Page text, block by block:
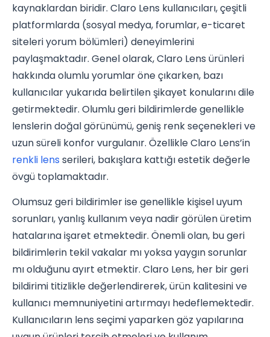
kaynaklardan biridir. Claro Lens kullanıcıları, çeşitli
platformlarda (sosyal medya, forumlar, e-ticaret
siteleri yorum bölümleri) deneyimlerini
paylaşmaktadır. Genel olarak, Claro Lens ürünleri
hakkında olumlu yorumlar öne çıkarken, bazı
kullanıcılar yukarıda belirtilen şikayet konularını dile
getirmektedir. Olumlu geri bildirimlerde genellikle
lenslerin doğal görünümü, geniş renk seçenekleri ve
uzun süreli konfor vurgulanır. Özellikle Claro Lens’in
renkli lens serileri, bakışlara kattığı estetik değerle
övgü toplamaktadır.
Olumsuz geri bildirimler ise genellikle kişisel uyum
sorunları, yanlış kullanım veya nadir görülen üretim
hatalarına işaret etmektedir. Önemli olan, bu geri
bildirimlerin tekil vakalar mı yoksa yaygın sorunlar
mı olduğunu ayırt etmektir. Claro Lens, her bir geri
bildirimi titizlikle değerlendirerek, ürün kalitesini ve
kullanıcı memnuniyetini artırmayı hedeflemektedir.
Kullanıcıların lens seçimi yaparken göz yapılarına